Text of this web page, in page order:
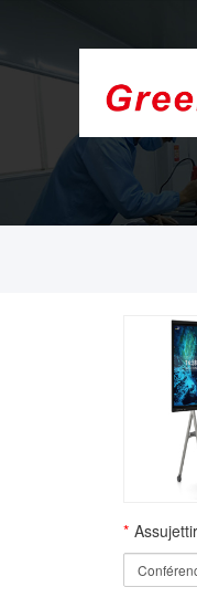
d'affichage.
* Assujettir